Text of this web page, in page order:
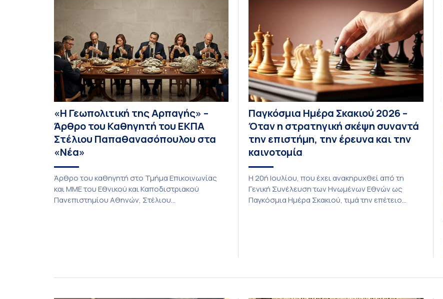
«Η Γεωπολιτική της Αρπαγής» –
Άρθρο του Καθηγητή του ΕΚΠΑ
Στέλιου Παπαθανασόπουλου στα
«Νέα»
Άρθρο του καθηγητή στο Τμήμα Επικοινωνίας
και ΜΜΕ του Εθνικού και Καποδιστριακού
Πανεπιστημίου Αθηνών, Στέλιου
ορθολογικοί παράγοντες […]
Παγκόσμια Ημέρα Σκακιού 2026 –
Όταν η στρατηγική σκέψη συναντά
την επιστήμη, την έρευνα και την
καινοτομία
Η 20ή Ιουλίου, που έχει ανακηρυχθεί από τη
Γενική Συνέλευση των Ηνωμένων Εθνών ως
Παγκόσμια Ημέρα Σκακιού, τιμά την επέτειο
αλλά και […]